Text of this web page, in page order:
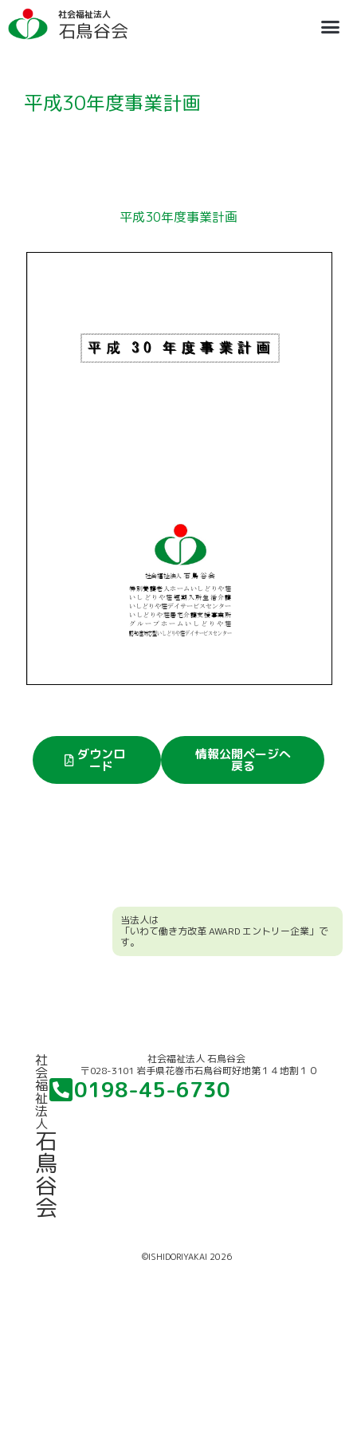
容
を
社会福祉法人
石鳥谷会
平成30年度事業計画
平成30年度事業計画
ダウンロ
ード
情報公開ページへ
戻る
当法人は
「いわて働き方改革 AWARD エントリー企業」で
す。
社
会
福
祉
法
人
石
鳥
谷
会
社会福祉法人 石鳥谷会
〒028-3101 岩手県花巻市石鳥谷町好地第１４地割１０
0198-45-6730
©ISHIDORIYAKAI 2026